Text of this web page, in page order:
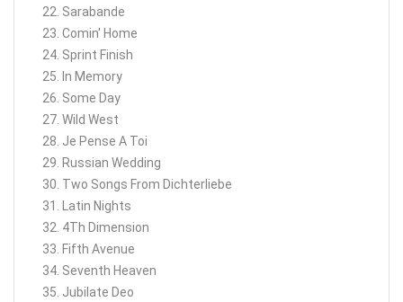
22. Sarabande
23. Comin' Home
24. Sprint Finish
25. In Memory
26. Some Day
27. Wild West
28. Je Pense A Toi
29. Russian Wedding
30. Two Songs From Dichterliebe
31. Latin Nights
32. 4Th Dimension
33. Fifth Avenue
34. Seventh Heaven
35. Jubilate Deo